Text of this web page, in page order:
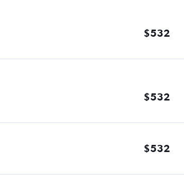
$532
$532
$532